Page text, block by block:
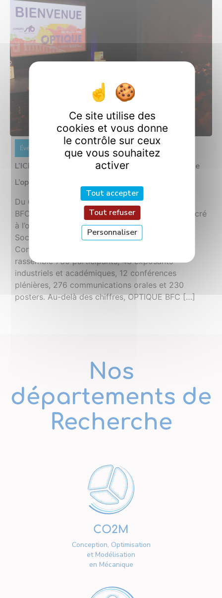
Événement 21 juillet 2026
L’ICB Au Cœur Du Plus Grand Congrès Français De
L’optique-Photonique
Du 6 au 10 juillet 2026, Dijon accueille OPTIQUE
BFC 2026, le plus grand congrès français consacré
à l’optique et à la photonique. Organisé par la
Société Française d’Optique (SFO) au Palais des
Congrès de Dijon, ce rendez-vous majeur a
rassemblé 730 participants, 48 exposants
industriels et académiques, 12 conférences
plénières, 276 communications orales et 230
posters. Au-delà des chiffres, OPTIQUE BFC […]
Nos
départements de
Recherche
CO2M
Conception, Optimisation
et Modélisation
en Mécanique
Ce site utilise des
cookies et vous donne
le contrôle sur ceux
que vous souhaitez
activer
Tout accepter
Tout refuser
Personnaliser